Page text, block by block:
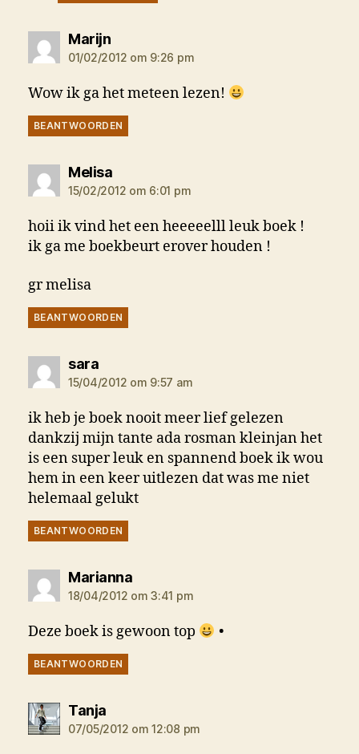
Marijnzegt:
01/02/2012 om 9:26 pm
Wow ik ga het meteen lezen!
BEANTWOORDEN
Melisazegt:
15/02/2012 om 6:01 pm
hoii ik vind het een heeeeelll leuk boek !
ik ga me boekbeurt erover houden !
gr melisa
BEANTWOORDEN
sarazegt:
15/04/2012 om 9:57 am
ik heb je boek nooit meer lief gelezen
dankzij mijn tante ada rosman kleinjan het
is een super leuk en spannend boek ik wou
hem in een keer uitlezen dat was me niet
helemaal gelukt
BEANTWOORDEN
Mariannazegt:
18/04/2012 om 3:41 pm
Deze boek is gewoon top •
BEANTWOORDEN
Tanjazegt:
07/05/2012 om 12:08 pm